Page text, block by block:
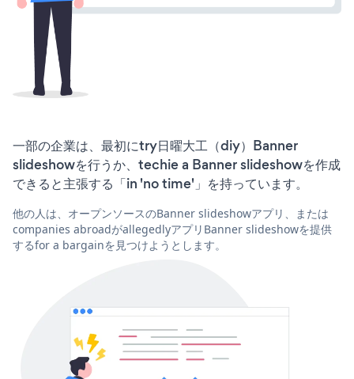
一部の企業は、最初にtry日曜大工（diy）Banner
slideshowを行うか、techie a Banner slideshowを作成
できると主張する「in 'no time'」を持っています。
他の人は、オープンソースのBanner slideshowアプリ、または
companies abroadがallegedlyアプリBanner slideshowを提供
するfor a bargainを見つけようとします。